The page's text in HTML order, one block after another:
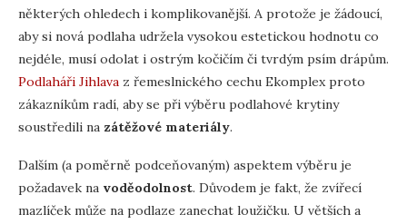
některých ohledech i komplikovanější. A protože je žádoucí,
aby si nová podlaha udržela vysokou estetickou hodnotu co
nejdéle, musí odolat i ostrým kočičím či tvrdým psím drápům.
Podlaháři Jihlava z řemeslnického cechu Ekomplex proto
zákazníkům radí, aby se při výběru podlahové krytiny
soustředili na zátěžové materiály.
Dalším (a poměrně podceňovaným) aspektem výběru je
požadavek na voděodolnost. Důvodem je fakt, že zvířecí
mazlíček může na podlaze zanechat loužičku. U větších a